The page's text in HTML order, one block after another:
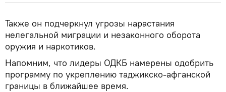
Также он подчеркнул угрозы нарастания
нелегальной миграции и незаконного оборота
оружия и наркотиков.
Напомним, что лидеры ОДКБ намерены одобрить
программу по укреплению таджикско-афганской
границы в ближайшее время.